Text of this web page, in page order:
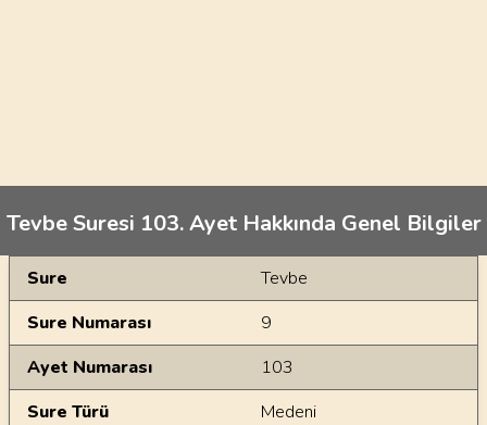
Tevbe Suresi 103. Ayet Hakkında Genel Bilgiler
Genel Bilgiler
Sure
Tevbe
Sure Numarası
9
Ayet Numarası
103
Sure Türü
Medeni